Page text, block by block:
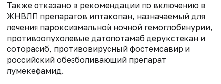
Также отказано в рекомендации по включению в
ЖНВЛП препаратов иптакопан, назначаемый для
лечения пароксизмальной ночной гемоглобинурии,
противоопухолевые датопотамаб дерукстекан и
соторасиб, противовирусный фостемсавир и
российский обезболивающий препарат
лумекефамид.